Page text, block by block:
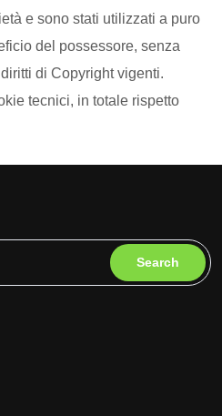
e sono stati utilizzati a puro
del possessore, senza
di Copyright vigenti.
tecnici, in totale rispetto